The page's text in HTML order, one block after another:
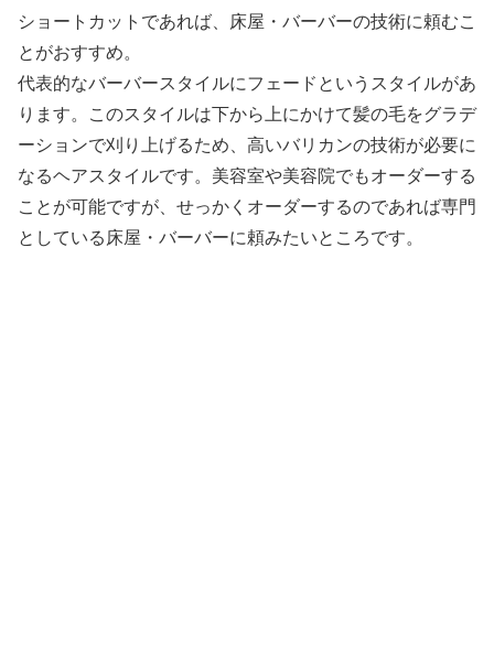
ショートカットであれば、床屋・バーバーの技術に頼むこ
とがおすすめ。
代表的なバーバースタイルにフェードというスタイルがあ
ります。このスタイルは下から上にかけて髪の毛をグラデ
ーションで刈り上げるため、高いバリカンの技術が必要に
なるヘアスタイルです。美容室や美容院でもオーダーする
ことが可能ですが、せっかくオーダーするのであれば専門
としている床屋・バーバーに頼みたいところです。